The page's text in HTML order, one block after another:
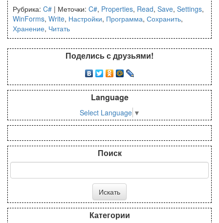
Рубрика: C# | Меточки: C#, Properties, Read, Save, Settings,
WinForms, Write, Настройки, Программа, Сохранить,
Хранение, Читать
Поделись с друзьями!
Language
Select Language ▼
Поиск
Категории